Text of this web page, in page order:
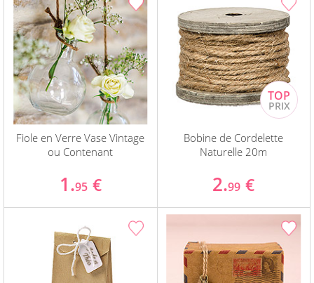
Fiole en Verre Vase Vintage
ou Contenant
1.95 €
Bobine de Cordelette
Naturelle 20m
2.99 €